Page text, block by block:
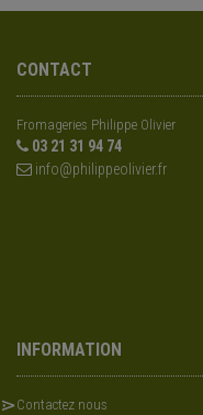
CONTACT
Fromageries Philippe Olivier
03 21 31 94 74
info@philippeolivier.fr
INFORMATION
Contactez nous